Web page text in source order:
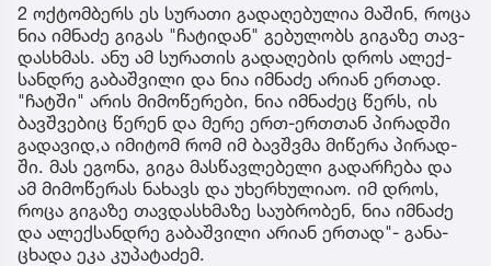
2 ოქ­ტომ­ბერს ეს სუ­რა­თი გა­და­ღე­ბუ­ლია მა­შინ, როცა
ნია იმ­ნა­ძე გი­გას "ჩა­ტი­დან" გე­ბუ­ლობს გი­გა­ზე თავ­
დას­ხმას. ანუ ამ სუ­რა­თის გა­და­ღე­ბის დროს ალექ­
სან­დრე გა­ბაშ­ვი­ლი და ნია იმ­ნა­ძე არი­ან ერ­თად.
"ჩატ­ში" არის მი­მო­წე­რე­ბი, ნია იმ­ნა­ძეც წერს, ის
ბავ­შვე­ბიც წე­რენ და მერე ერთ-ერ­თთან პი­რად­ში
გა­და­ვი­დ,ა იმი­ტომ რომ იმ ბავ­შვმა მი­წე­რა პი­რად­
ში. მას ეგო­ნა, გიგა მას­წავ­ლე­ბე­ლი გა­დარ­ჩე­ბა და
ამ მი­მო­წე­რას ნა­ხავს და უხერ­ხუ­ლი­აო. იმ დროს,
როცა გი­გა­ზე თავ­დას­ხმა­ზე სა­უბ­რო­ბენ, ნია იმ­ნა­ძე
და ალექ­სან­დრე გა­ბაშ­ვი­ლი არი­ან ერ­თად"- გა­ნა­
ცხა­და ეკა კუ­პა­ტა­ძემ.